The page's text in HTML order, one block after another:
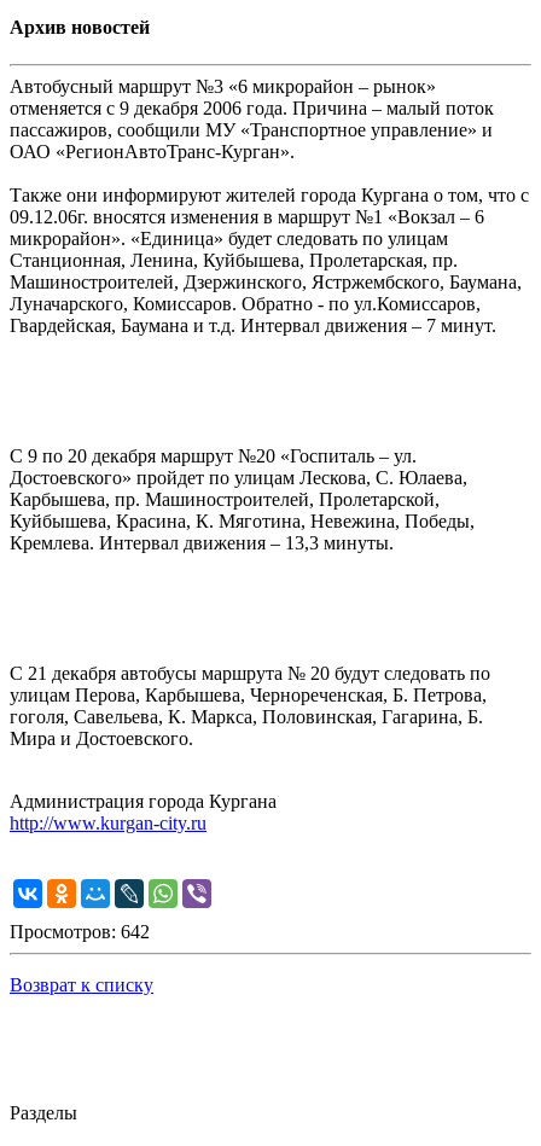
Архив новостей
Автобусный маршрут №3 «6 микрорайон – рынок»
отменяется с 9 декабря 2006 года. Причина – малый поток
пассажиров, сообщили МУ «Транспортное управление» и
ОАО «РегионАвтоТранс-Курган».
Также они информируют жителей города Кургана о том, что с
09.12.06г. вносятся изменения в маршрут №1 «Вокзал – 6
микрорайон». «Единица» будет следовать по улицам
Станционная, Ленина, Куйбышева, Пролетарская, пр.
Машиностроителей, Дзержинского, Ястржембского, Баумана,
Луначарского, Комиссаров. Обратно - по ул.Комиссаров,
Гвардейская, Баумана и т.д. Интервал движения – 7 минут.
С 9 по 20 декабря маршрут №20 «Госпиталь – ул.
Достоевского» пройдет по улицам Лескова, С. Юлаева,
Карбышева, пр. Машиностроителей, Пролетарской,
Куйбышева, Красина, К. Мяготина, Невежина, Победы,
Кремлева. Интервал движения – 13,3 минуты.
С 21 декабря автобусы маршрута № 20 будут следовать по
улицам Перова, Карбышева, Чернореченская, Б. Петрова,
гоголя, Савельева, К. Маркса, Половинская, Гагарина, Б.
Мира и Достоевского.
Администрация города Кургана
http://www.kurgan-city.ru
Просмотров: 642
Возврат к списку
Разделы